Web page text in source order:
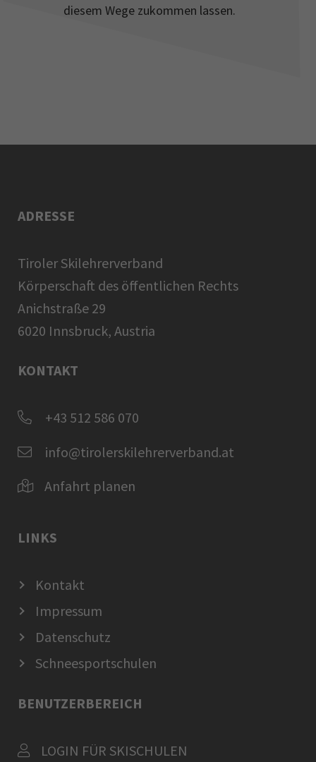
diesem Wege zukommen lassen.
ADRESSE
Tiroler Skilehrerverband
Körperschaft des öffentlichen Rechts
Anichstraße 29
6020 Innsbruck, Austria
KONTAKT
+43 512 586 070
info@tirolerskilehrerverband.at
Anfahrt planen
LINKS
Kontakt
Impressum
Datenschutz
Schneesportschulen
BENUTZERBEREICH
LOGIN FÜR SKISCHULEN